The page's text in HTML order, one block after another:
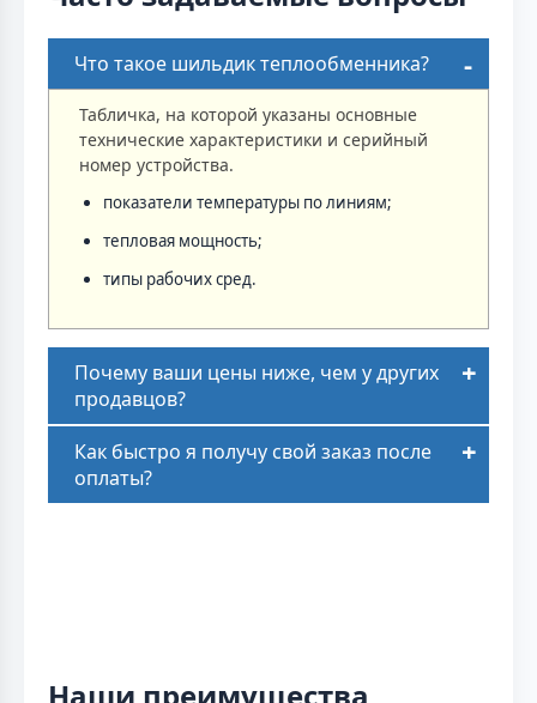
Что такое шильдик теплообменника?
Табличка, на которой указаны основные
технические характеристики и серийный
номер устройства.
показатели температуры по линиям;
тепловая мощность;
типы рабочих сред.
Почему ваши цены ниже, чем у других
продавцов?
Как быстро я получу свой заказ после
оплаты?